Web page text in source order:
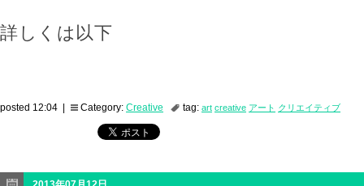
詳しくは以下
posted 12:04 | Category: Creative tag: art creative アート クリエイティブ